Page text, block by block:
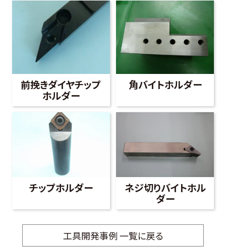
前挽きダイヤチップ
ホルダー
角バイトホルダー
チップホルダー ネジ切りバイトホル
ダー
工具開発事例 一覧に戻る